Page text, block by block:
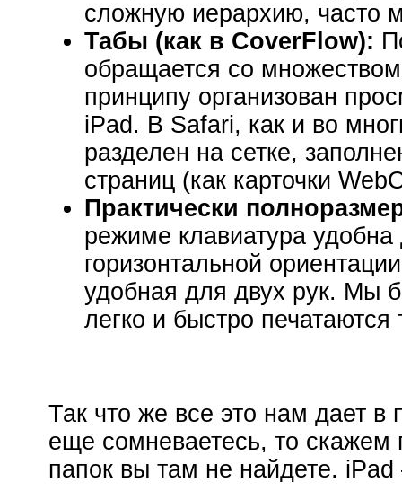
сложную иерархию, часто
Табы (как в CoverFlow):
обращается со
принципу организован
iPad. В Safari, как и во
разделен на сетке,
страниц (как карточки
Практически
режиме клавиатура
горизонтальной
удобная для двух рук. Мы
легко и быстро печатаются
Так что же все это нам дает
еще сомневаетесь, то
папок вы там не найдете.